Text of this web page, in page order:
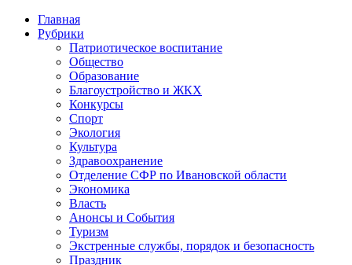
Главная
Рубрики
Патриотическое воспитание
Общество
Образование
Благоустройство и ЖКХ
Конкурсы
Спорт
Экология
Культура
Здравоохранение
Отделение СФР по Ивановской области
Экономика
Власть
Анонсы и События
Туризм
Экстренные службы, порядок и безопасность
Праздник